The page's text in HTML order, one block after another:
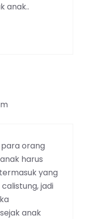
anak..
orang
harus
yang
jadi
anak